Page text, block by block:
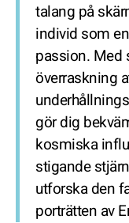
talang på
individ som
passion. Med
överraskning
gör dig
kosmiska
stigande
utforska den
porträtten av